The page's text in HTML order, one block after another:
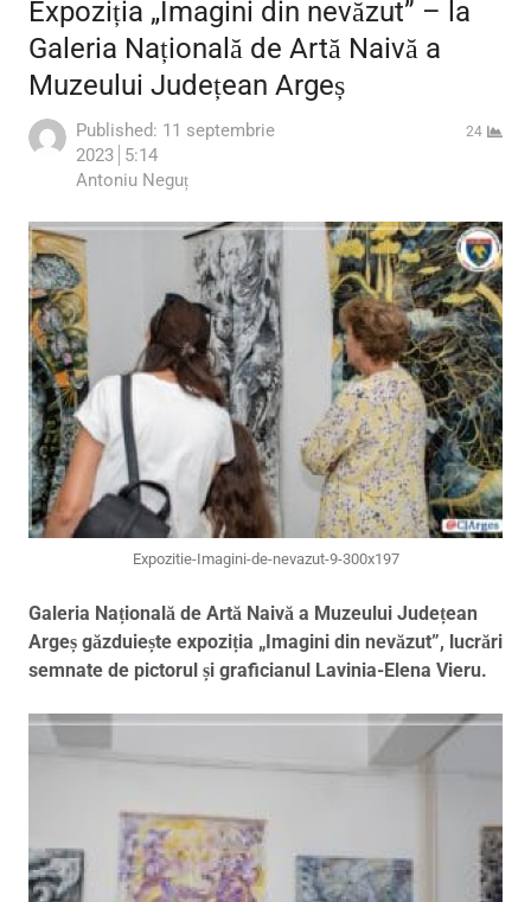
Expoziția „Imagini din nevăzut” – la
Galeria Națională de Artă Naivă a
Muzeului Județean Argeș
Published: 11 septembrie
2023 5:14
Author
Antoniu Neguț
24
Expozitie-Imagini-de-nevazut-9-300x197
Galeria Națională de Artă Naivă a Muzeului Județean
Argeș găzduiește expoziția „Imagini din nevăzut”, lucrări
semnate de pictorul și graficianul Lavinia-Elena Vieru.